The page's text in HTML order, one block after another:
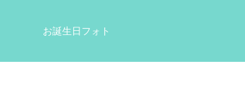
お誕生日フォト